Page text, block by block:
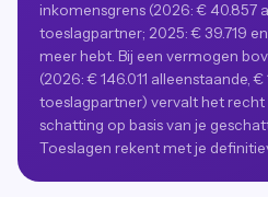
inkomensgrens (2026: € 40.857
toeslagpartner; 2025: € 39.719
meer hebt. Bij een vermogen
(2026: € 146.011 alleenstaande,
toeslagpartner) vervalt het
schatting op basis van je
Toeslagen rekent met je